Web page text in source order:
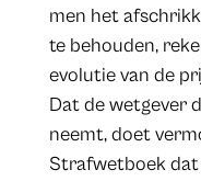
men het
te behouden,
evolutie van de
Dat de wetgever
neemt, doet
Strafwetboek